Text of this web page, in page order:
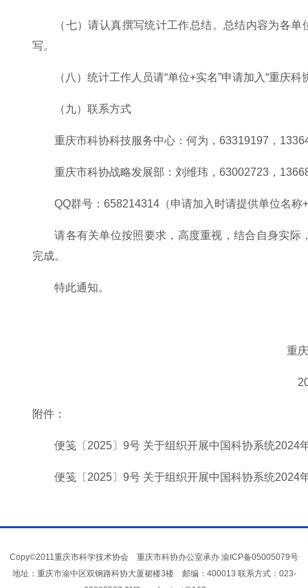
（七）请认真撰写统计工作总结。总结内容为各
写。
（八）统计工作人员请“单位+实名”申请加入“重庆
（九）联系方式
重庆市科协科技服务中心：何为，63319197，
重庆市科协战略发展部：刘维玮，63002723，
QQ群号：658214314（申请加入时请提供单位名称
请各有关单位按照要求，高度重视，结合自身实
完成。
特此通知。
重
附件：
便笺〔2025〕9号 关于组织开展中国科协系统2024
便笺〔2025〕9号 关于组织开展中国科协系统2024
Copy©2011重庆市科学技术协会 重庆市科协办公室承办 渝ICP备05005079号
地址：重庆市渝中区双钢路科协大厦裙楼3楼 邮编：400013 联系方式：023-